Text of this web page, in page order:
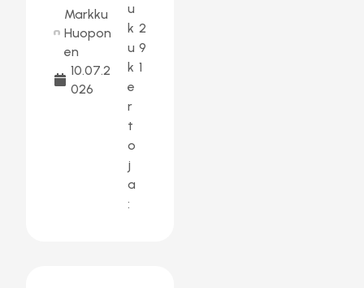
Markku
Huopon
en
10.07.2
026
u
k
u
k
e
r
t
o
j
a
:
2
9
1